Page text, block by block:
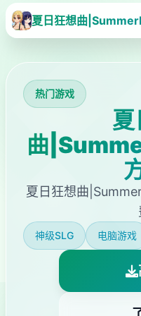
夏日狂想曲
热门游戏
夏
曲
夏日狂想曲
神级SLG 电脑游戏